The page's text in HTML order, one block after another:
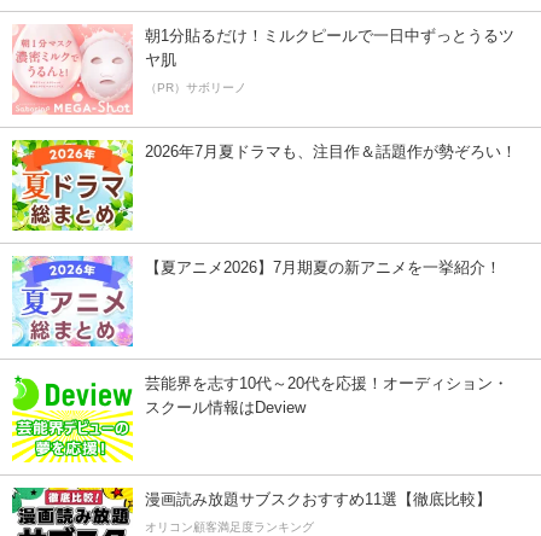
朝1分貼るだけ！ミルクピールで一日中ずっとうるツ
ヤ肌
（PR）サボリーノ
2026年7月夏ドラマも、注目作＆話題作が勢ぞろい！
【夏アニメ2026】7月期夏の新アニメを一挙紹介！
芸能界を志す10代～20代を応援！オーディション・
スクール情報はDeview
漫画読み放題サブスクおすすめ11選【徹底比較】
オリコン顧客満足度ランキング